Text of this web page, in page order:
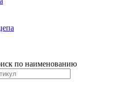
по наименованию